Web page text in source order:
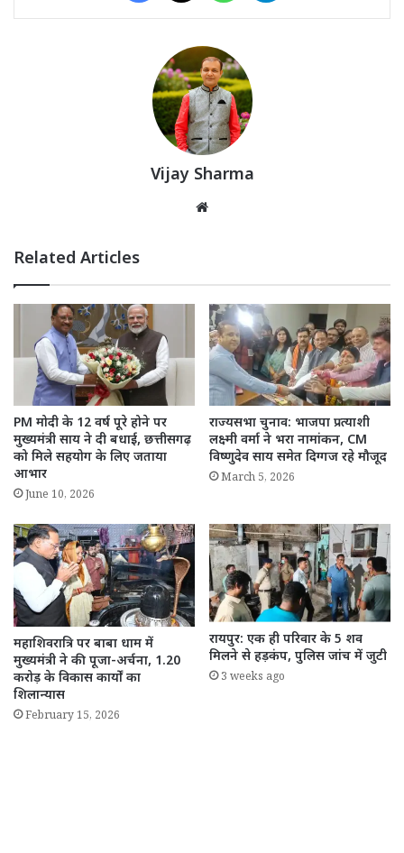
Vijay Sharma
Related Articles
PM मोदी के 12 वर्ष पूरे होने पर
मुख्यमंत्री साय ने दी बधाई, छत्तीसगढ़
को मिले सहयोग के लिए जताया
आभार
June 10, 2026
राज्यसभा चुनाव: भाजपा प्रत्याशी
लक्ष्मी वर्मा ने भरा नामांकन, CM
विष्णुदेव साय समेत दिग्गज रहे मौजूद
March 5, 2026
महाशिवरात्रि पर बाबा धाम में
मुख्यमंत्री ने की पूजा-अर्चना, 1.20
करोड़ के विकास कार्यों का
शिलान्यास
February 15, 2026
रायपुर: एक ही परिवार के 5 शव
मिलने से हड़कंप, पुलिस जांच में जुटी
3 weeks ago